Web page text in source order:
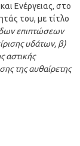
Ενέργειας, στο
του, με τίτλο
επιπτώσεων
υδάτων, β)
αστικής
της αυθαίρετης